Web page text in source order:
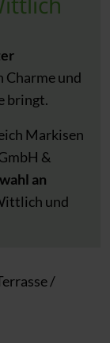
/
Charme und
bringt.
Markisen
&
an
und